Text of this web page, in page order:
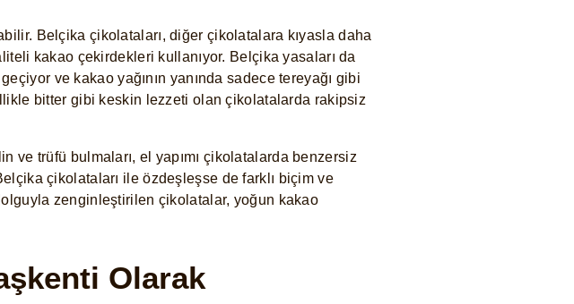
Belçika çikolataları, diğer çikolatalara kıyasla daha
kakao çekirdekleri kullanıyor. Belçika yasaları da
ve kakao yağının yanında sadece tereyağı gibi
bitter gibi keskin lezzeti olan çikolatalarda rakipsiz
ve trüfü bulmaları, el yapımı çikolatalarda benzersiz
çikolataları ile özdeşleşse de farklı biçim ve
zenginleştirilen çikolatalar, yoğun kakao
Olarak